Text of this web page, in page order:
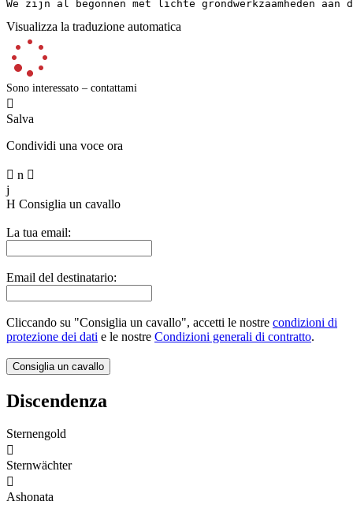
We zijn al begonnen met lichte grondwerkzaamheden
Visualizza la traduzione automatica
Sono interessato – contattami

Salva
Condividi una voce ora
 n 
j
H Consiglia un cavallo
La tua email:
Email del destinatario:
Cliccando su "Consiglia un cavallo", accetti le nostre condizioni di
protezione dei dati e le nostre Condizioni generali di contratto.
Discendenza
Sternengold

Sternwächter

Ashonata